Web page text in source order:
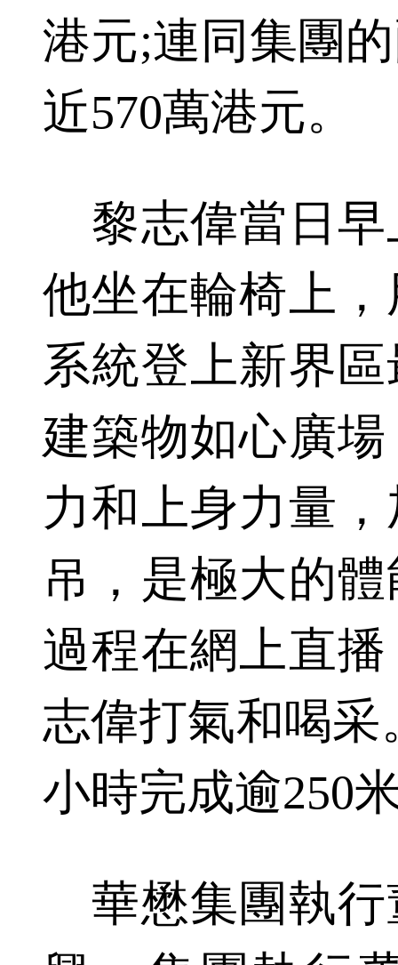
港元;連同集團
近570萬港元。
黎志偉當日早
他坐在輪椅上
系統登上新界
建築物如心廣
力和上身力量
吊，是極大的
過程在網上直
志偉打氣和喝采
小時完成逾250
華懋集團執行